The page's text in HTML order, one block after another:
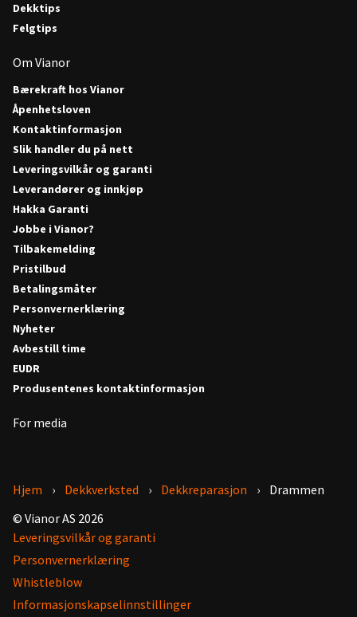
Dekktips
Felgtips
Om Vianor
Bærekraft hos Vianor
Åpenhetsloven
Kontaktinformasjon
Slik handler du på nett
Leveringsvilkår og garanti
Leverandører og innkjøp
Hakka Garanti
Jobbe i Vianor?
Tilbakemelding
Pristilbud
Betalingsmåter
Personvernerklæring
Nyheter
Avbestill time
EUDR
Produsentenes kontaktinformasjon
For media
Hjem Dekkverksted Dekkreparasjon
Drammen
© Vianor AS 2026
Leveringsvilkår og garanti
Personvernerklæring
Whistleblow
Informasjonskapselinnstillinger